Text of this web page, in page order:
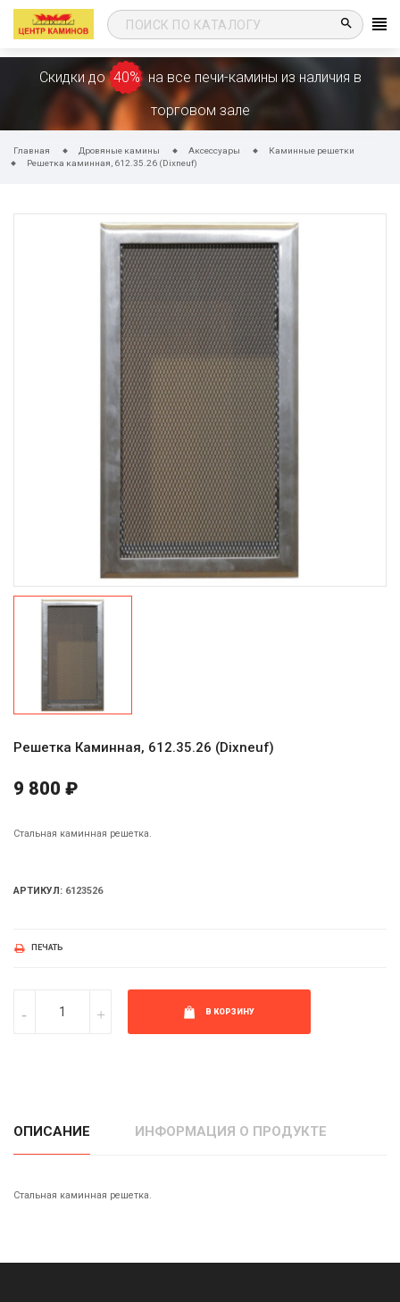
search
Скидки до 40% на все печи-камины из наличия в
торговом зале
Главная Дровяные камины Аксессуары
Каминные решетки
Решетка каминная, 612.35.26 (Dixneuf)
Решетка Каминная, 612.35.26 (Dixneuf)
9 800 ₽
Стальная каминная решетка.
АРТИКУЛ: 6123526
ПЕЧАТЬ
В КОРЗИНУ
ОПИСАНИЕ ИНФОРМАЦИЯ О ПРОДУКТЕ
Стальная каминная решетка.